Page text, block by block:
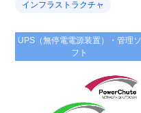
インフラストラクチャ
UPS（無停電電源装置）・管理ソ
フト